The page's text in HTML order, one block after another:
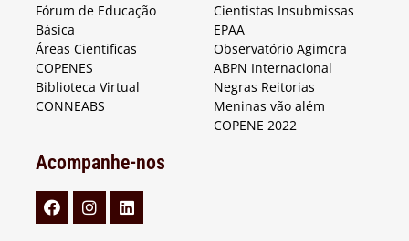
Fórum de Educação
Básica
Áreas Cientificas
COPENES
Biblioteca Virtual
CONNEABS
Cientistas Insubmissas
EPAA
Observatório Agimcra
ABPN Internacional
Negras Reitorias
Meninas vão além
COPENE 2022
Acompanhe-nos